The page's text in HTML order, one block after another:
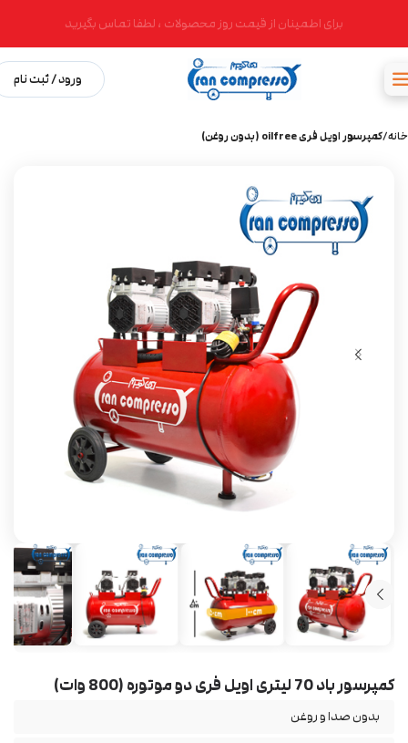
برای اطمینان از قیمت روز محصولات ، لطفا تماس بگیرید
ورود / ثبت نام
خانه کمپرسور اویل فری oilfree (بدون روغن)
کمپرسور باد 70 لیتری اویل فری دو موتوره (800 وات)
بدون صدا و روغن